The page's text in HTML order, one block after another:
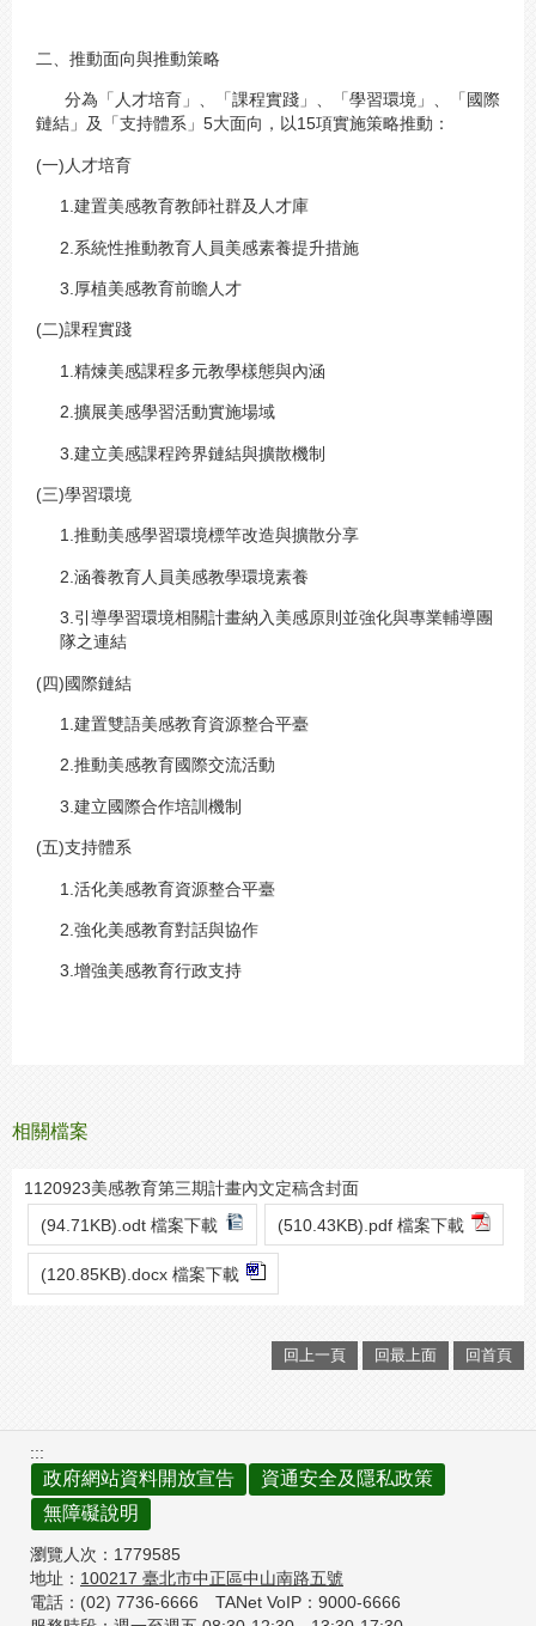
二、推動面向與推動策略
分為「人才培育」、「課程實踐」、「學習環境」、「國際
鏈結」及「支持體系」5大面向，以15項實施策略推動：
(一)人才培育
1.建置美感教育教師社群及人才庫
2.系統性推動教育人員美感素養提升措施
3.厚植美感教育前瞻人才
(二)課程實踐
1.精煉美感課程多元教學樣態與內涵
2.擴展美感學習活動實施場域
3.建立美感課程跨界鏈結與擴散機制
(三)學習環境
1.推動美感學習環境標竿改造與擴散分享
2.涵養教育人員美感教學環境素養
3.引導學習環境相關計畫納入美感原則並強化與專業輔導團
隊之連結
(四)國際鏈結
1.建置雙語美感教育資源整合平臺
2.推動美感教育國際交流活動
3.建立國際合作培訓機制
(五)支持體系
1.活化美感教育資源整合平臺
2.強化美感教育對話與協作
3.增強美感教育行政支持
相關檔案
1120923美感教育第三期計畫內文定稿含封面
(94.71KB).odt 檔案下載
(510.43KB).pdf 檔案下載
(120.85KB).docx 檔案下載
回上一頁 回最上面 回首頁
:::
政府網站資料開放宣告
資通安全及隱私政策
無障礙說明
瀏覽人次： 1779585
地址： 100217 臺北市中正區中山南路五號
電話：(02) 7736-6666 TANet VoIP：9000-6666